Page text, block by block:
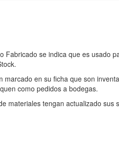
se indica que es usado
en su ficha que son
como pedidos a bodegas.
materiales tengan actualizado sus